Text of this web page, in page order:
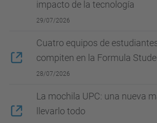
impacto de la tecnología
29/07/2026
Cuatro equipos de
compiten en la Formula
28/07/2026
La mochila UPC: una nueva
llevarlo todo